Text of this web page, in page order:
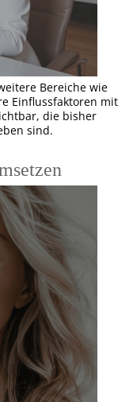
Bereiche wie
Einflussfaktoren mit
die bisher
sind.